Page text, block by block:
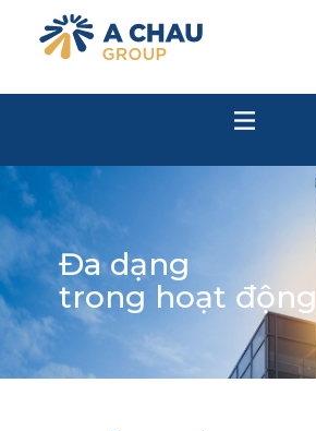
Đa dạng
trong hoạt động